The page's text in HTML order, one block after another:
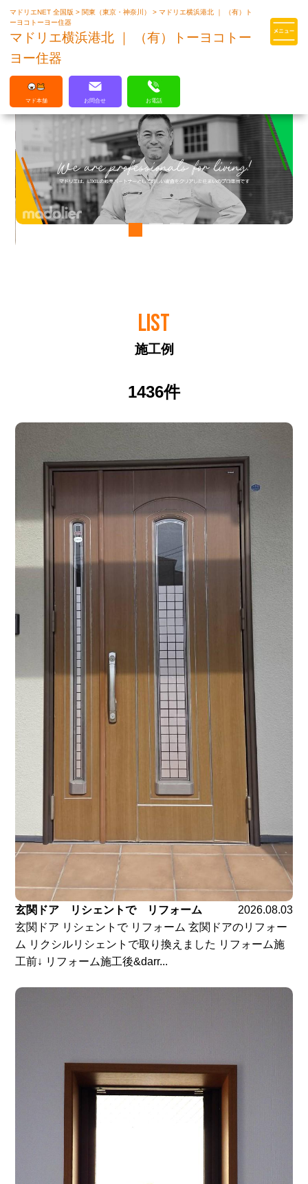
マドリエはLIXILの厳しい基準を
マドリエNET 全国版> 関東（東京・神奈川）>マドリエ横浜港北 ｜ （有）ト
ーヨコトーヨー住器
マドリエ横浜港北 ｜ （有）トーヨコトー
ヨー住器
マド本舗 お問合せ お電話
LIST
施工例
1436件
玄関ドア リシェントで リフォーム
2026.08.03
玄関ドア リシェントで リフォーム 玄関ドアのリフォー
ム リクシルリシェントで取り換えました リフォーム施
工前↓ リフォーム施工後&darr...